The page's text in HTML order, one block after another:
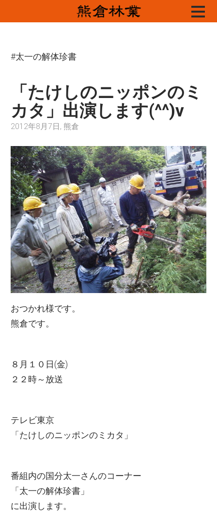
to
#太一の解体珍書
「たけしのニッポンのミ
カタ」出演します(^^)v
2012年8月7日, 熊倉
おつかれ様です。
熊倉です。
８月１０日(金)
２２時～放送
テレビ東京
「たけしのニッポンのミカタ」
番組内の国分太一さんのコーナー
「太一の解体珍書」
に出演します。